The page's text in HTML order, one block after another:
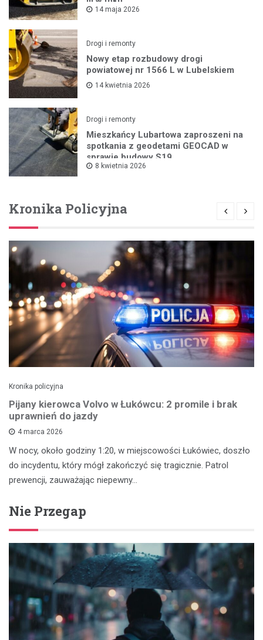
14 maja 2026
Drogi i remonty
Nowy etap rozbudowy drogi
powiatowej nr 1566 L w Lubelskiem
14 kwietnia 2026
Drogi i remonty
Mieszkańcy Lubartowa zaproszeni na
spotkania z geodetami GEOCAD w
sprawie budowy S19
8 kwietnia 2026
Kronika Policyjna
Kronika policyjna
Pijany kierowca Volvo w Łukówcu: 2 promile i brak
uprawnień do jazdy
4 marca 2026
W nocy, około godziny 1:20, w miejscowości Łukówiec, doszło
do incydentu, który mógł zakończyć się tragicznie. Patrol
prewencji, zauważając niepewny…
Nie Przegap